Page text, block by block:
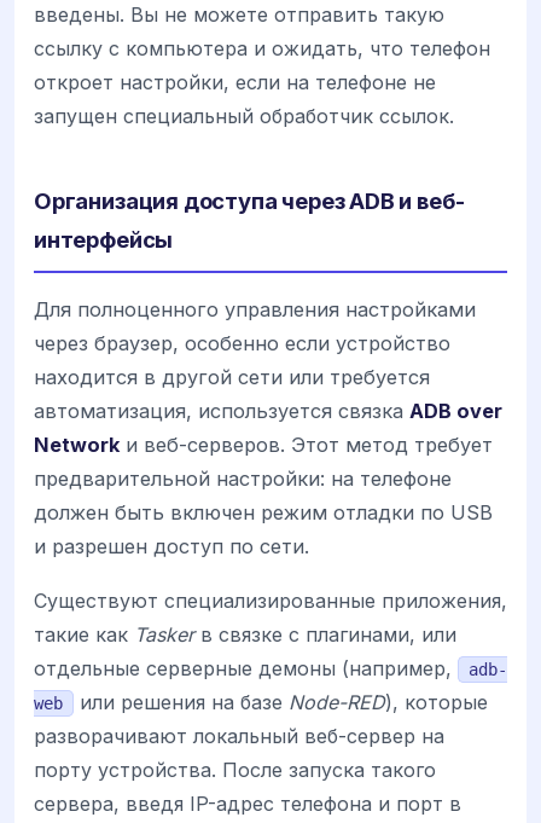
введены. Вы не можете отправить такую
ссылку с компьютера и ожидать, что телефон
откроет настройки, если на телефоне не
запущен специальный обработчик ссылок.
Организация доступа через ADB и веб-
интерфейсы
Для полноценного управления настройками
через браузер, особенно если устройство
находится в другой сети или требуется
автоматизация, используется связка ADB over
Networkи веб-серверов. Этот метод требует
предварительной настройки: на телефоне
должен быть включен режим отладки по USB
и разрешен доступ по сети.
Существуют специализированные приложения,
такие как Taskerв связке с плагинами, или
отдельные серверные демоны (например,
adb-
web
или решения на базе Node-RED), которые
разворачивают локальный веб-сервер на
порту устройства. После запуска такого
сервера, введя IP-адрес телефона и порт в